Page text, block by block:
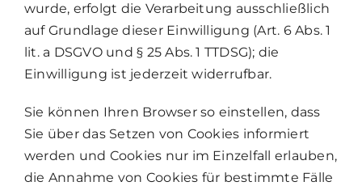
wurde, erfolgt die Verarbeitung ausschließlich
auf Grundlage dieser Einwilligung (Art. 6 Abs. 1
lit. a DSGVO und § 25 Abs. 1 TTDSG); die
Einwilligung ist jederzeit widerrufbar.
Sie können Ihren Browser so einstellen, dass
Sie über das Setzen von Cookies informiert
werden und Cookies nur im Einzelfall erlauben,
die Annahme von Cookies für bestimmte Fälle